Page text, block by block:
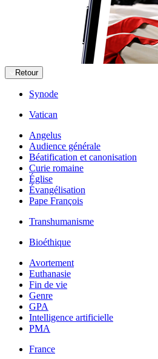
Retour
Synode
Vatican
Angelus
Audience générale
Béatification et canonisation
Curie romaine
Église
Évangélisation
Pape François
Transhumanisme
Bioéthique
Avortement
Euthanasie
Fin de vie
Genre
GPA
Intelligence artificielle
PMA
France